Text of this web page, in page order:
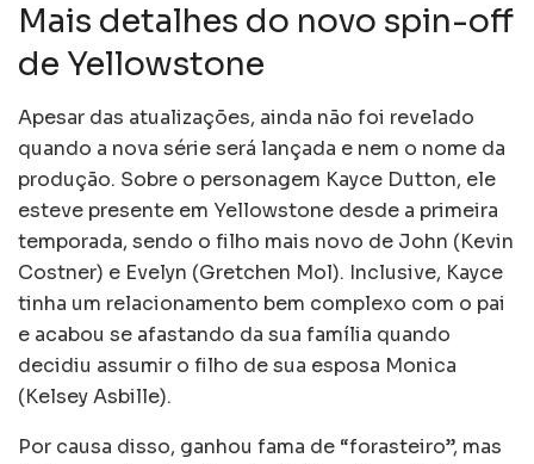
Mais detalhes do novo spin-off
de Yellowstone
Apesar das atualizações, ainda não foi revelado
quando a nova série será lançada e nem o nome da
produção. Sobre o personagem Kayce Dutton, ele
esteve presente em Yellowstone desde a primeira
temporada, sendo o filho mais novo de John (Kevin
Costner) e Evelyn (Gretchen Mol). Inclusive, Kayce
tinha um relacionamento bem complexo com o pai
e acabou se afastando da sua família quando
decidiu assumir o filho de sua esposa Monica
(Kelsey Asbille).
Por causa disso, ganhou fama de “forasteiro”, mas